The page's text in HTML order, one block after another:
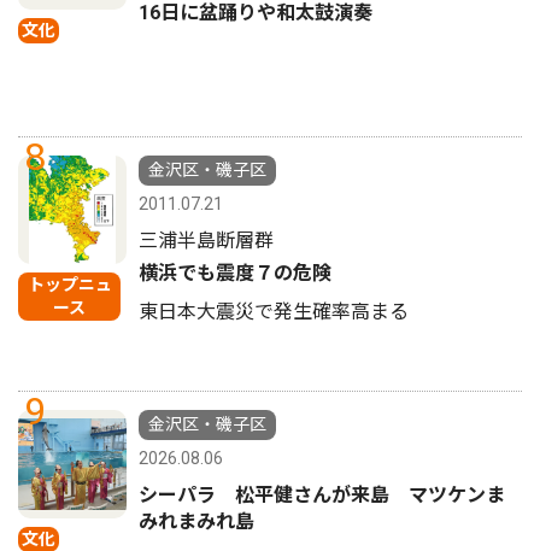
文化
16日に盆踊りや和太鼓演奏
8
トップニュ
ース
金沢区・磯子区
2011.07.21
三浦半島断層群
横浜でも震度７の危険
東日本大震災で発生確率高まる
9
文化
金沢区・磯子区
2026.08.06
シーパラ 松平健さんが来島 マツケンま
みれまみれ島